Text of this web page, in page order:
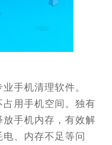
手机清理软件。
用手机空间。独有
手机内存，有效解
、内存不足等问